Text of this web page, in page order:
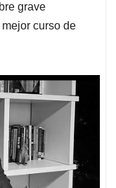
grave
curso de